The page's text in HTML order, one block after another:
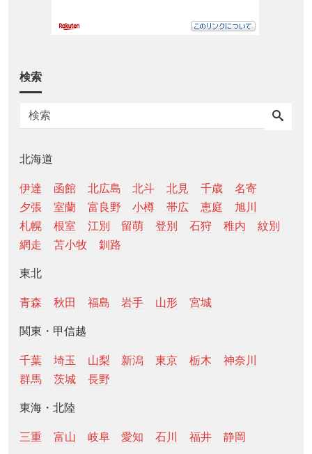
検索
北海道
伊達 函館 北広島 北斗 北見 千歳
名寄
夕張
室蘭 富良野 小樽 帯広 恵庭
旭川
札幌
根室 江別 留萌 登別 石狩 稚内
紋別
網走
苫小牧 釧路
東北
青森 秋田 福島 岩手 山形 宮城
関東・甲信越
千葉 埼玉 山梨 新潟 東京 栃木
神奈川
群馬
茨城 長野
東海・北陸
三重 富山 岐阜 愛知 石川 福井 静岡